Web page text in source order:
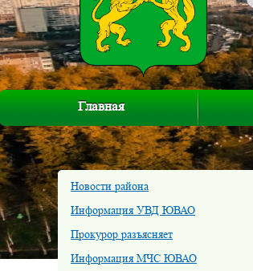
Главная
Новости района
Информация УВД ЮВАО
Прокурор разъясняет
Информация МЧС ЮВАО